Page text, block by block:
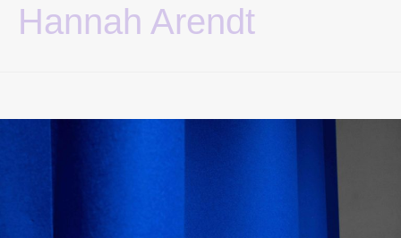
Hannah Arendt